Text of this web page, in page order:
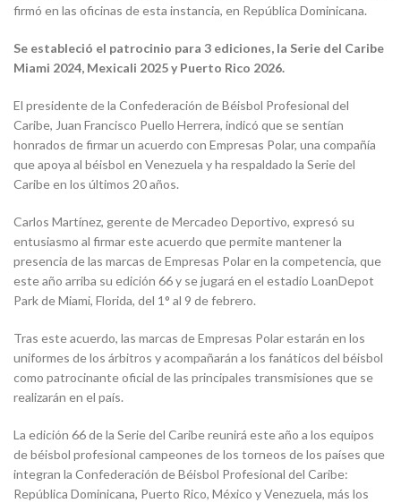
firmó en las oficinas de esta instancia, en República Dominicana.
Se estableció el patrocinio para 3 ediciones, la Serie del Caribe
Miami 2024, Mexicali 2025 y Puerto Rico 2026.
El presidente de la Confederación de Béisbol Profesional del
Caribe, Juan Francisco Puello Herrera, indicó que se sentían
honrados de firmar un acuerdo con Empresas Polar, una compañía
que apoya al béisbol en Venezuela y ha respaldado la Serie del
Caribe en los últimos 20 años.
Carlos Martínez, gerente de Mercadeo Deportivo, expresó su
entusiasmo al firmar este acuerdo que permite mantener la
presencia de las marcas de Empresas Polar en la competencia, que
este año arriba su edición 66 y se jugará en el estadio LoanDepot
Park de Miami, Florida, del 1° al 9 de febrero.
Tras este acuerdo, las marcas de Empresas Polar estarán en los
uniformes de los árbitros y acompañarán a los fanáticos del béisbol
como patrocinante oficial de las principales transmisiones que se
realizarán en el país.
La edición 66 de la Serie del Caribe reunirá este año a los equipos
de béisbol profesional campeones de los torneos de los países que
integran la Confederación de Béisbol Profesional del Caribe:
República Dominicana, Puerto Rico, México y Venezuela, más los